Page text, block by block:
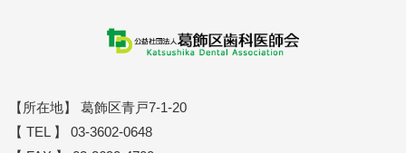
【所在地】 葛飾区青戸7-1-20
【 TEL 】 03-3602-0648